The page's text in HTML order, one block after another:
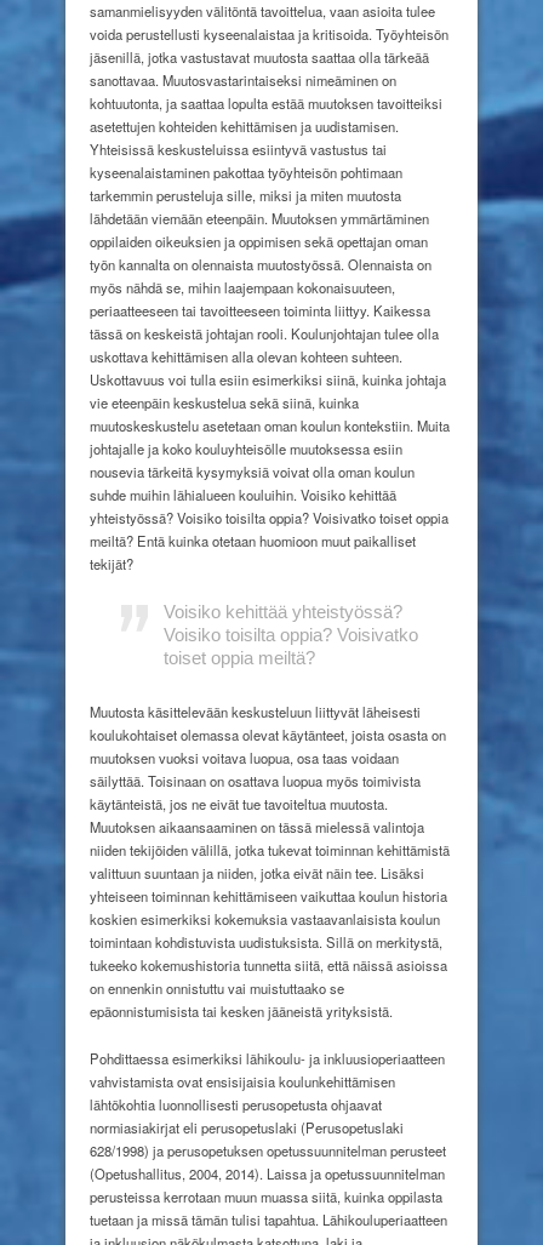
samanmielisyyden välitöntä tavoittelua, vaan asioita tulee
voida perustellusti kyseenalaistaa ja kritisoida. Työyhteisön
jäsenillä, jotka vastustavat muutosta saattaa olla tärkeää
sanottavaa. Muutosvastarintaiseksi nimeäminen on
kohtuutonta, ja saattaa lopulta estää muutoksen tavoitteiksi
asetettujen kohteiden kehittämisen ja uudistamisen.
Yhteisissä keskusteluissa esiintyvä vastustus tai
kyseenalaistaminen pakottaa työyhteisön pohtimaan
tarkemmin perusteluja sille, miksi ja miten muutosta
lähdetään viemään eteenpäin. Muutoksen ymmärtäminen
oppilaiden oikeuksien ja oppimisen sekä opettajan oman
työn kannalta on olennaista muutostyössä. Olennaista on
myös nähdä se, mihin laajempaan kokonaisuuteen,
periaatteeseen tai tavoitteeseen toiminta liittyy. Kaikessa
tässä on keskeistä johtajan rooli. Koulunjohtajan tulee olla
uskottava kehittämisen alla olevan kohteen suhteen.
Uskottavuus voi tulla esiin esimerkiksi siinä, kuinka johtaja
vie eteenpäin keskustelua sekä siinä, kuinka
muutoskeskustelu asetetaan oman koulun kontekstiin. Muita
johtajalle ja koko kouluyhteisölle muutoksessa esiin
nousevia tärkeitä kysymyksiä voivat olla oman koulun
suhde muihin lähialueen kouluihin. Voisiko kehittää
yhteistyössä? Voisiko toisilta oppia? Voisivatko toiset oppia
meiltä? Entä kuinka otetaan huomioon muut paikalliset
tekijät?
Voisiko kehittää yhteistyössä?
Voisiko toisilta oppia? Voisivatko
toiset oppia meiltä?
Muutosta käsittelevään keskusteluun liittyvät läheisesti
koulukohtaiset olemassa olevat käytänteet, joista osasta on
muutoksen vuoksi voitava luopua, osa taas voidaan
säilyttää. Toisinaan on osattava luopua myös toimivista
käytänteistä, jos ne eivät tue tavoiteltua muutosta.
Muutoksen aikaansaaminen on tässä mielessä valintoja
niiden tekijöiden välillä, jotka tukevat toiminnan kehittämistä
valittuun suuntaan ja niiden, jotka eivät näin tee. Lisäksi
yhteiseen toiminnan kehittämiseen vaikuttaa koulun historia
koskien esimerkiksi kokemuksia vastaavanlaisista koulun
toimintaan kohdistuvista uudistuksista. Sillä on merkitystä,
tukeeko kokemushistoria tunnetta siitä, että näissä asioissa
on ennenkin onnistuttu vai muistuttaako se
epäonnistumisista tai kesken jääneistä yrityksistä.
Pohdittaessa esimerkiksi lähikoulu- ja inkluusioperiaatteen
vahvistamista ovat ensisijaisia koulunkehittämisen
lähtökohtia luonnollisesti perusopetusta ohjaavat
normiasiakirjat eli perusopetuslaki (Perusopetuslaki
628/1998) ja perusopetuksen opetussuunnitelman perusteet
(Opetushallitus, 2004, 2014). Laissa ja opetussuunnitelman
perusteissa kerrotaan muun muassa siitä, kuinka oppilasta
tuetaan ja missä tämän tulisi tapahtua. Lähikouluperiaatteen